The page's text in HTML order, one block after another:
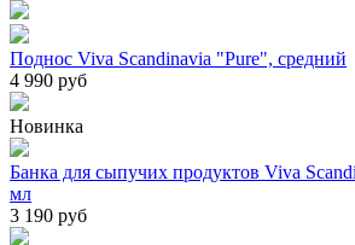
Поднос Viva Scandinavia "Pure", средний
4 990 руб
Новинка
Банка для сыпучих продуктов Viva
мл
3 190 руб